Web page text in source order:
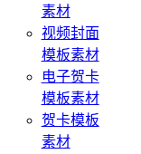
素材
视频封面
模板素材
电子贺卡
模板素材
贺卡模板
素材